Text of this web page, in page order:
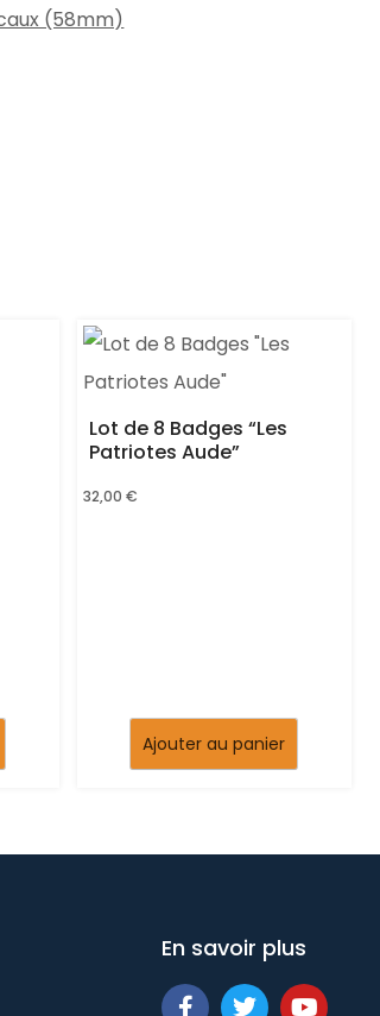
(58mm)
Lot de 8 Badges “Les
Patriotes Aude”
32,00 €
Ajouter au panier
En savoir plus